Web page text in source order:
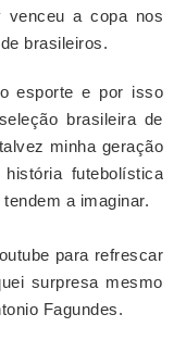
venceu a copa nos
brasileiros.
esporte e por isso
brasileira de
minha geração
história futebolística
a imaginar.
para refrescar
surpresa mesmo
Fagundes.